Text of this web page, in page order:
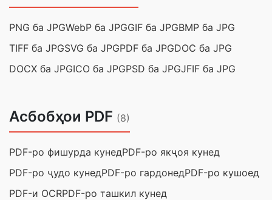
PNG ба JPGWebP ба JPGGIF ба JPGBMP ба JPG
TIFF ба JPGSVG ба JPGPDF ба JPGDOC ба JPG
DOCX ба JPGICO ба JPGPSD ба JPGJFIF ба JPG
Асбобҳои PDF (8)
PDF-ро фишурда кунедPDF-ро якҷоя кунед
PDF-ро ҷудо кунедPDF-ро гардонедPDF-ро кушоед
PDF-и OCRPDF-ро ташкил кунед